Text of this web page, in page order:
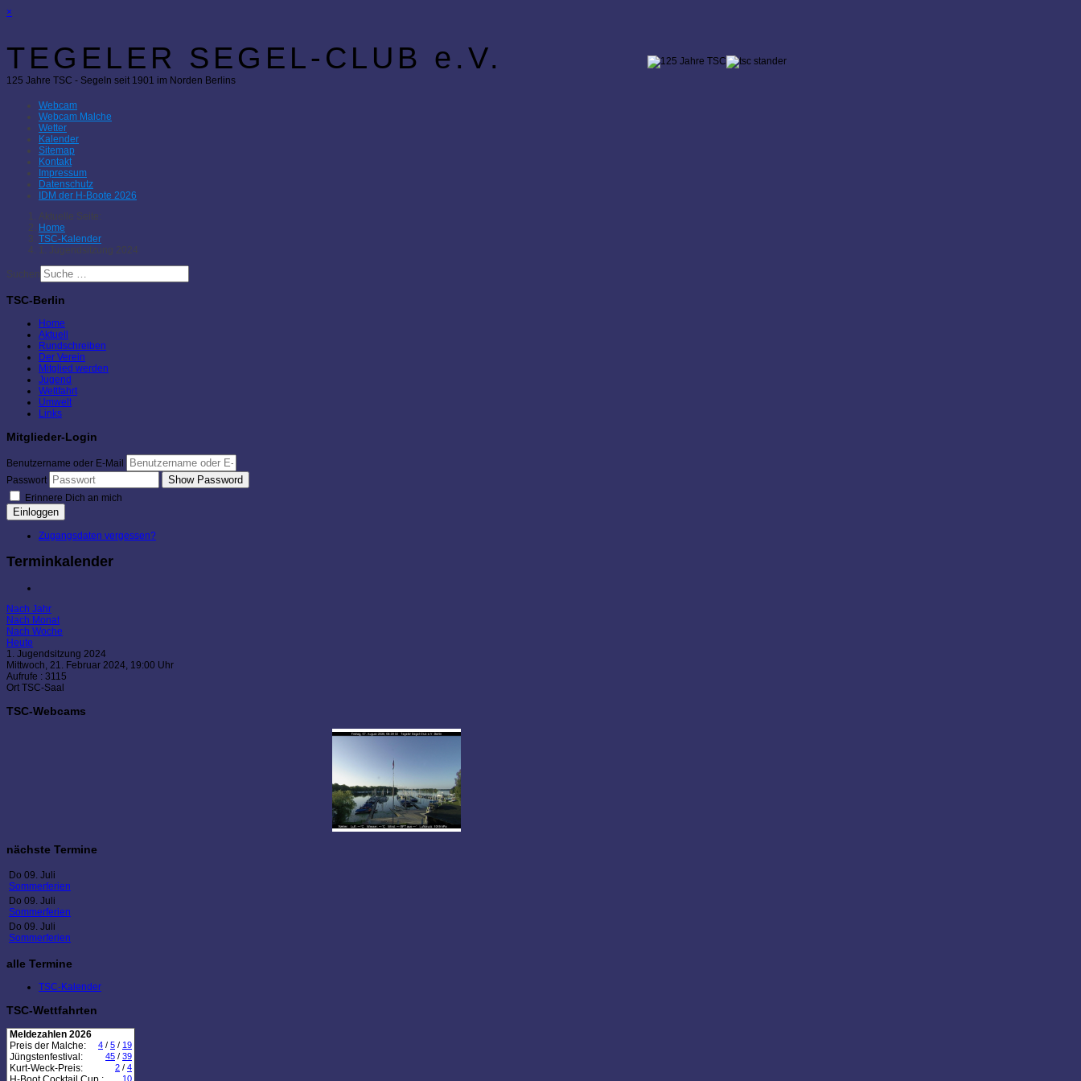
×
TEGELER SEGEL-CLUB e.V.
125 Jahre TSC - Segeln seit 1901 im Norden Berlins
Webcam
Webcam Malche
Wetter
Kalender
Sitemap
Kontakt
Impressum
Datenschutz
IDM der H-Boote 2026
Aktuelle Seite:
Home
TSC-Kalender
1. Jugendsitzung 2024
Suchen
TSC-Berlin
Home
Aktuell
Rundschreiben
Der Verein
Mitglied werden
Jugend
Wettfahrt
Umwelt
Links
Mitglieder-Login
Benutzername oder E-Mail
Passwort
Show Password
Erinnere Dich an mich
Einloggen
Zugangsdaten vergessen?
Terminkalender
Nach Jahr
Nach Monat
Nach Woche
Heute
1. Jugendsitzung 2024
Mittwoch, 21. Februar 2024, 19:00 Uhr
Aufrufe : 3115
Ort TSC-Saal
TSC-Webcams
nächste Termine
Do 09. Juli
Sommerferien
Do 09. Juli
Sommerferien
Do 09. Juli
Sommerferien
alle Termine
TSC-Kalender
TSC-Wettfahrten
Meldezahlen 2026
Preis der Malche:
4 / 5 / 19
Jüngstenfestival: 45 / 39
Kurt-Weck-Preis: 2 / 4
10